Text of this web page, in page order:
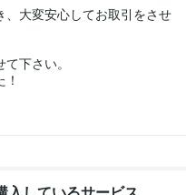
大変安心してお取引をさせ
下さい。